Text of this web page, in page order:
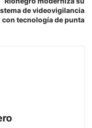
de videovigilancia
con tecnología de punta